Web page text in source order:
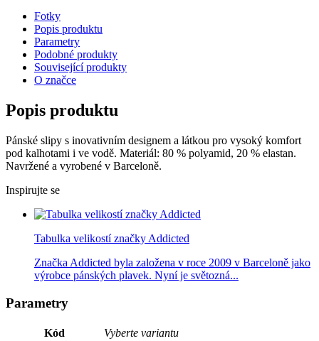
Fotky
Popis produktu
Parametry
Podobné produkty
Související produkty
O značce
Popis produktu
Pánské slipy s inovativním designem a látkou pro vysoký komfort
pod kalhotami i ve vodě. Materiál: 80 % polyamid, 20 % elastan.
Navržené a vyrobené v Barceloně.
Inspirujte se
Tabulka velikostí značky Addicted
Značka Addicted byla založena v roce 2009 v Barceloně jako
výrobce pánských plavek. Nyní je světozná...
Parametry
Kód
Vyberte variantu